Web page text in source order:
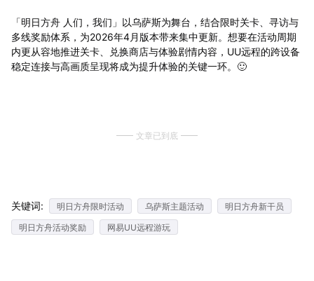
「明日方舟 人们，我们」以乌萨斯为舞台，结合限时关卡、寻访与
多线奖励体系，为2026年4月版本带来集中更新。想要在活动周期
内更从容地推进关卡、兑换商店与体验剧情内容，UU远程的跨设备
稳定连接与高画质呈现将成为提升体验的关键一环。🙂
文章已到底
关键词: 明日方舟限时活动 乌萨斯主题活动
明日方舟新干员
明日方舟活动奖励
网易UU远程游玩